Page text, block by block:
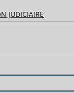
JUDICIAIRE